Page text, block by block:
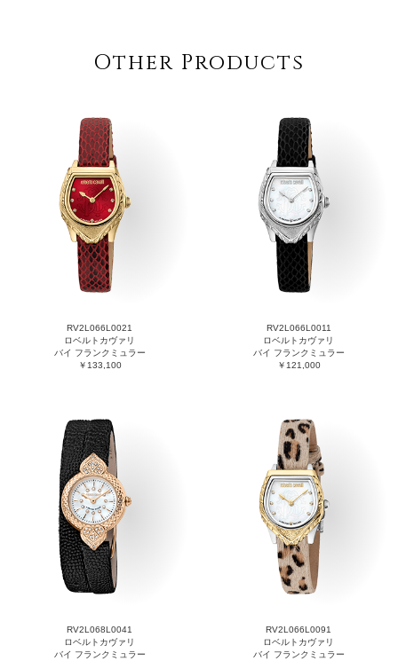
Other Products
RV2L066L0021
ロベルトカヴァリ
バイ フランクミュラー
￥133,100
RV2L066L0011
ロベルトカヴァリ
バイ フランクミュラー
￥121,000
RV2L068L0041
ロベルトカヴァリ
バイ フランクミュラー
RV2L066L0091
ロベルトカヴァリ
バイ フランクミュラー